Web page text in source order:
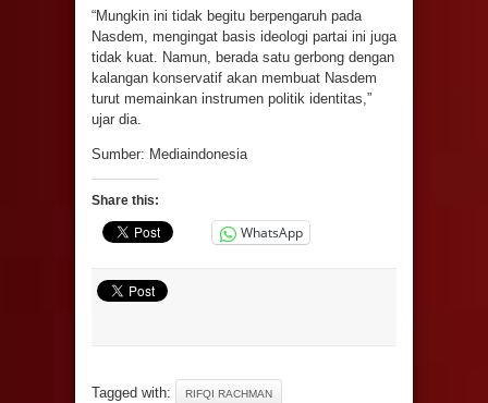
“Mungkin ini tidak begitu berpengaruh pada
Nasdem, mengingat basis ideologi partai ini juga
tidak kuat. Namun, berada satu gerbong dengan
kalangan konservatif akan membuat Nasdem
turut memainkan instrumen politik identitas,”
ujar dia.
Sumber: Mediaindonesia
Share this:
WhatsApp
Tagged with: RIFQI RACHMAN